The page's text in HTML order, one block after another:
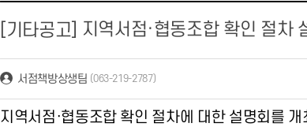
[기타공고] 지역서점·협동조합 확인 절
서점책방상생팀 (063-219-2787)
지역서점·협동조합 확인 절차에 대한 설명회를 개